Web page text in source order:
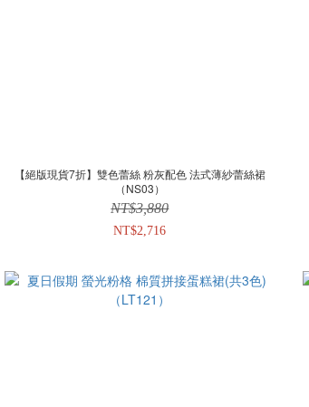
【絕版現貨7折】雙色蕾絲 粉灰配色 法式薄紗蕾絲裙
（NS03）
NT$3,880
NT$2,716